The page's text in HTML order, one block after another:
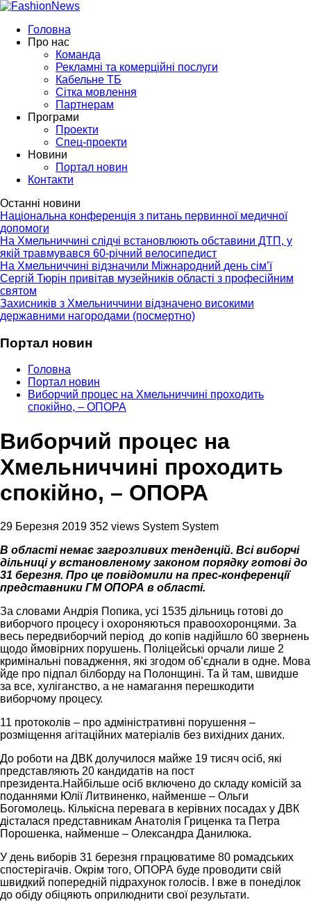
Головна
Про нас
Команда
Рекламні та комерційні послуги
Кабельне ТБ
Сітка мовлення
Партнерам
Програми
Проекти
Спец-проекти
Новини
Портал новин
Контакти
Останні новини
Національна конференція з питань первинної медичної
допомоги
На Хмельниччині слідчі встановлюють обставини ДТП, у
якій травмувався 60-річний велосипедист
На Хмельниччині відзначили Міжнародний день сім’ї
Сергій Тюрін привітав музейників області з професійним
святом
Захисників з Хмельниччини відзначено високими
державними нагородами (посмертно)
Портал новин
Головна
Портал новин
Виборчий процес на Хмельниччині проходить
спокійно, – ОПОРА
Виборчий процес на
Хмельниччині проходить
спокійно, – ОПОРА
29 Березня 2019 352 views System System
В області немає загрозливих тенденцій. Всі виборчі
дільниці у встановленому законом порядку готові до
31 березня. Про це повідомили на прес-конференції
представники ГМ ОПОРА в області.
За словами Андрія Попика, усі 1535 дільниць готові до
виборчого процесу і охороняються правоохоронцями. За
весь передвиборчий період до копів надійшло 60 звернень
щодо ймовірних порушень. Поліцейські орчали лише 2
кримінальні повадження, які згодом об’єднали в одне. Мова
йде про підпал білборду на Полонщині. Та й там, швидше
за все, хуліганство, а не намагання перешкодити
виборчому процесу.
11 протоколів – про адміністративні порушення –
розміщення агітаційних матеріалів без вихідних даних.
До роботи на ДВК долучилося майже 19 тисяч осіб, які
представляють 20 кандидатів на пост
президента.Найбільше осіб включено до складу комісій за
поданнями Юлії Литвиненко, найменше – Ольги
Богомолець. Кількісна перевага в керівних посадах у ДВК
дісталася представникам Анатолія Гриценка та Петра
Порошенка, найменше – Олександра Данилюка.
У день виборів 31 березня гпрацюватиме 80 ромадських
спостерігачів. Окрім того, ОПОРА буде проводити свій
швидкий попередній підрахунок голосів. І вже в понеділок
до обіду обіцяють оприлюднити свої результати.